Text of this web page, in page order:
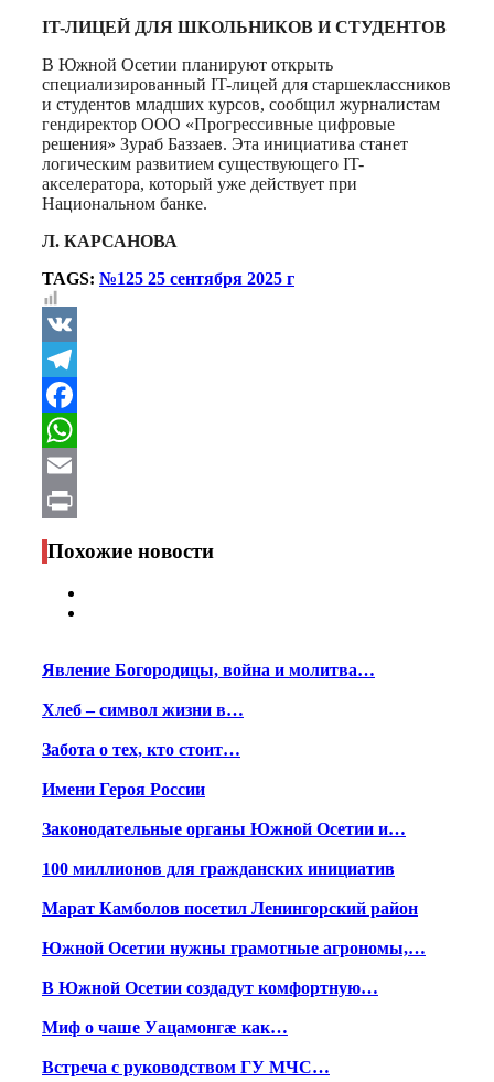
IT-ЛИЦЕЙ ДЛЯ ШКОЛЬНИКОВ И СТУДЕНТОВ
В Южной Осетии планируют открыть
специализированный IT-лицей для старшеклассников
и студентов младших курсов, сообщил журналистам
гендиректор ООО «Прогрессивные цифровые
решения» Зураб Баззаев. Эта инициатива станет
логическим развитием существующего IT-
акселератора, который уже действует при
Национальном банке.
Л. КАРСАНОВА
TAGS: №125 25 сентября 2025 г
VK
Telegram
Facebook
WhatsApp
Email
Print
Похожие новости
Явление Богородицы, война и молитва…
Хлеб – символ жизни в…
Забота о тех, кто стоит…
Имени Героя России
Законодательные органы Южной Осетии и…
100 миллионов для гражданских инициатив
Марат Камболов посетил Ленингорский район
Южной Осетии нужны грамотные агрономы,…
В Южной Осетии создадут комфортную…
Миф о чаше Уацамонгæ как…
Встреча с руководством ГУ МЧС…